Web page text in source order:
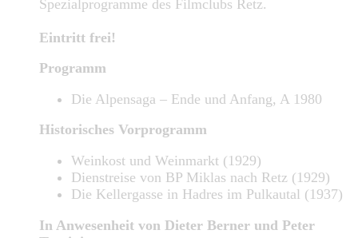
Spezialprogramme des Filmclubs Retz.
Eintritt frei!
Programm
Die Alpensaga – Ende und Anfang, A 1980
Historisches Vorprogramm
Weinkost und Weinmarkt (1929)
Dienstreise von BP Miklas nach Retz (1929)
Die Kellergasse in Hadres im Pulkautal (1937)
In Anwesenheit von Dieter Berner und Peter